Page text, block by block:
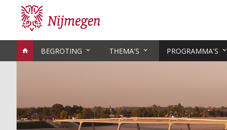
BEGROTING THEMA'S PROGRAMMA'S